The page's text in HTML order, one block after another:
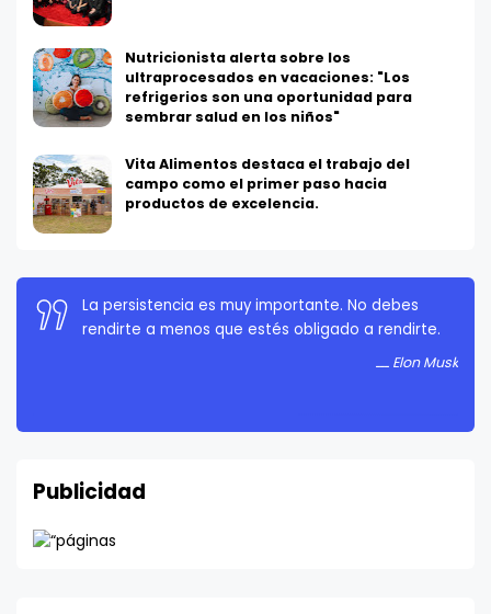
Nutricionista alerta sobre los
ultraprocesados en vacaciones: "Los
refrigerios son una oportunidad para
sembrar salud en los niños"
Vita Alimentos destaca el trabajo del
campo como el primer paso hacia
productos de excelencia.
La persistencia es muy importante. No debes
rendirte a menos que estés obligado a rendirte.
Elon Musk
Publicidad